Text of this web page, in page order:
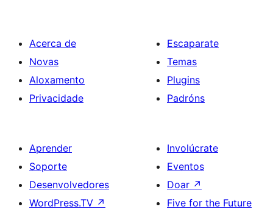
Acerca de
Novas
Aloxamento
Privacidade
Escaparate
Temas
Plugins
Padróns
Aprender
Soporte
Desenvolvedores
WordPress.TV ↗
Involúcrate
Eventos
Doar ↗
Five for the Future